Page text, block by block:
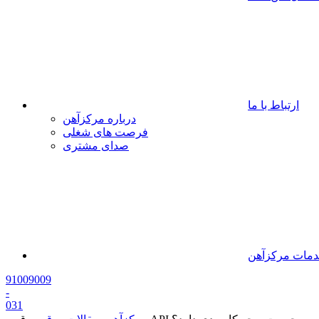
ارتباط با ما
درباره مرکزآهن
فرصت های شغلی
صدای مشتری
مرکزآهن
91009009
-
031